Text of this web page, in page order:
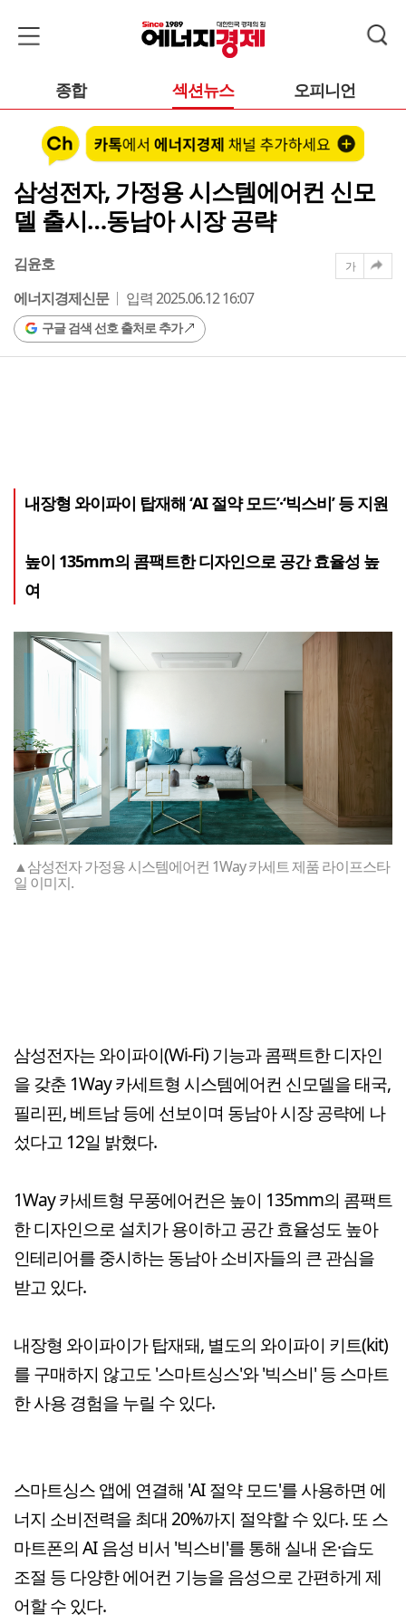
종합 섹션뉴스 오피니언
삼성전자, 가정용 시스템에어컨 신모
델 출시…동남아 시장 공략
김윤호
에너지경제신문
입력 2025.06.12 16:07
구글 검색 선호 출처로 추가
가
내장형 와이파이 탑재해 ‘AI 절약 모드’·‘빅스비’ 등 지원
높이 135mm의 콤팩트한 디자인으로 공간 효율성 높
여
▲삼성전자 가정용 시스템에어컨 1Way 카세트 제품 라이프스타
일 이미지.
삼성전자는 와이파이(Wi-Fi) 기능과 콤팩트한 디자인
을 갖춘 1Way 카세트형 시스템에어컨 신모델을 태국,
필리핀, 베트남 등에 선보이며 동남아 시장 공략에 나
섰다고 12일 밝혔다.
1Way 카세트형 무풍에어컨은 높이 135mm의 콤팩트
한 디자인으로 설치가 용이하고 공간 효율성도 높아
인테리어를 중시하는 동남아 소비자들의 큰 관심을
받고 있다.
내장형 와이파이가 탑재돼, 별도의 와이파이 키트(kit)
를 구매하지 않고도 '스마트싱스'와 '빅스비' 등 스마트
한 사용 경험을 누릴 수 있다.
스마트싱스 앱에 연결해 'AI 절약 모드'를 사용하면 에
너지 소비전력을 최대 20%까지 절약할 수 있다. 또 스
마트폰의 AI 음성 비서 '빅스비'를 통해 실내 온·습도
조절 등 다양한 에어컨 기능을 음성으로 간편하게 제
어할 수 있다.